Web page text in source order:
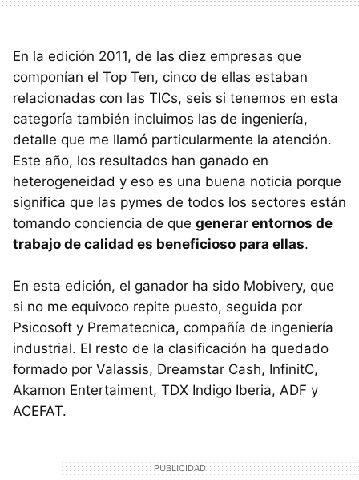
En la edición 2011, de las diez empresas que
componían el Top Ten, cinco de ellas estaban
relacionadas con las TICs, seis si tenemos en esta
categoría también incluimos las de ingeniería,
detalle que me llamó particularmente la atención.
Este año, los resultados han ganado en
heterogeneidad y eso es una buena noticia porque
significa que las pymes de todos los sectores están
tomando conciencia de que generar entornos de
trabajo de calidad es beneficioso para ellas.
En esta edición, el ganador ha sido Mobivery, que
si no me equivoco repite puesto, seguida por
Psicosoft y Prematecnica, compañía de ingeniería
industrial. El resto de la clasificación ha quedado
formado por Valassis, Dreamstar Cash, InfinitC,
Akamon Entertaiment, TDX Indigo Iberia, ADF y
ACEFAT.